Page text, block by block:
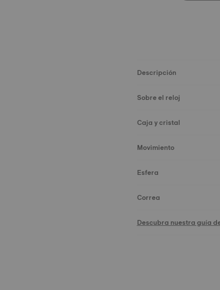
Descripción
Sobre el reloj
Caja y cristal
Movimiento
Esfera
Correa
Descubra nuestra guía